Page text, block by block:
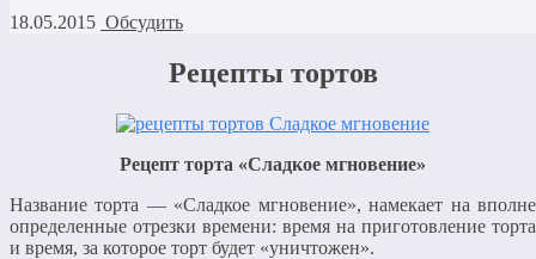
18.05.2015 Обсудить
Рецепты тортов
Рецепт торта «Сладкое мгновение»
Название торта — «Сладкое мгновение», намекает на вполне
определенные отрезки времени: время на приготовление торта
и время, за которое торт будет «уничтожен».